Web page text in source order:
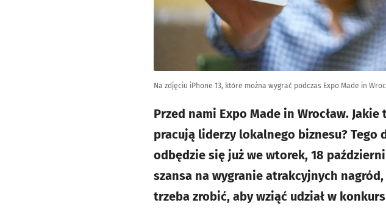
Na zdjęciu iPhone 13, które można wygrać podczas Expo Made in
Przed nami Expo Made in Wrocław.
pracują liderzy lokalnego biznesu? Tego
odbędzie się już we wtorek, 18
szansa na wygranie atrakcyjnych
trzeba zrobić, aby wziąć udział w